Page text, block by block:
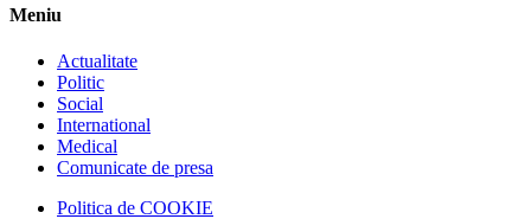
Meniu
Actualitate
Politic
Social
International
Medical
Comunicate de presa
Politica de COOKIE